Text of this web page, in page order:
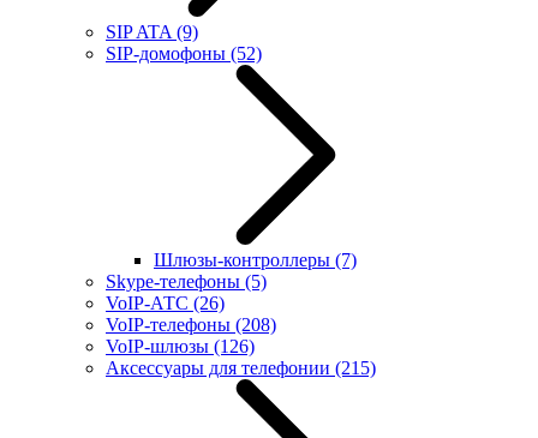
SIP ATA (9)
SIP-домофоны (52)
Шлюзы-контроллеры (7)
Skype-телефоны (5)
VoIP-АТС (26)
VoIP-телефоны (208)
VoIP-шлюзы (126)
Аксессуары для телефонии (215)